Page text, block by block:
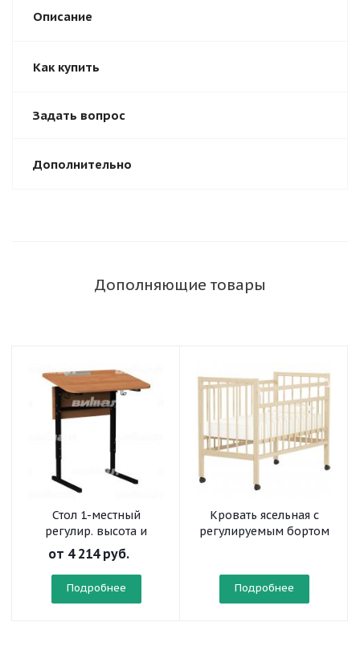
Описание
Как купить
Задать вопрос
Дополнительно
Дополняющие товары
Стол 1-местный
регулир. высота и
наклон столешницы 0-
10° на прямоугольной
трубе
от 4 214 руб.
Подробнее
Кровать ясельная с
регулируемым бортом
Подробнее